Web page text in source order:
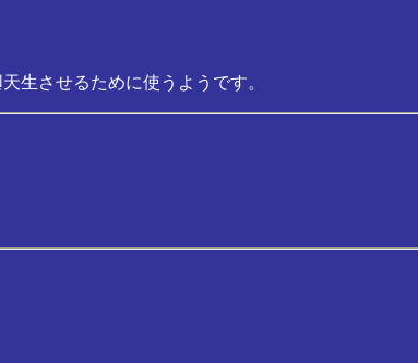
生させるために使うようです。